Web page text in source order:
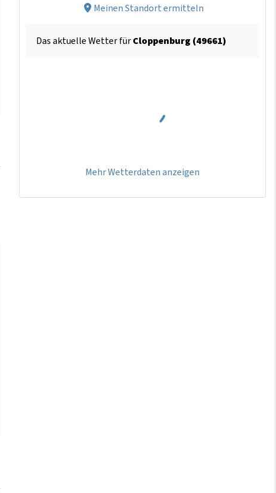
Meinen Standort ermitteln
Das aktuelle Wetter fürCloppenburg (49661)
Mehr Wetterdaten anzeigen